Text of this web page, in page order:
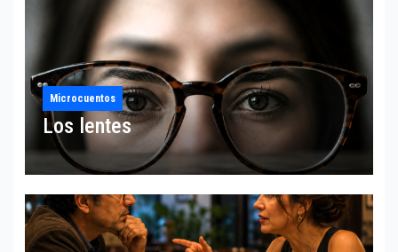
Microcuentos
Los lentes